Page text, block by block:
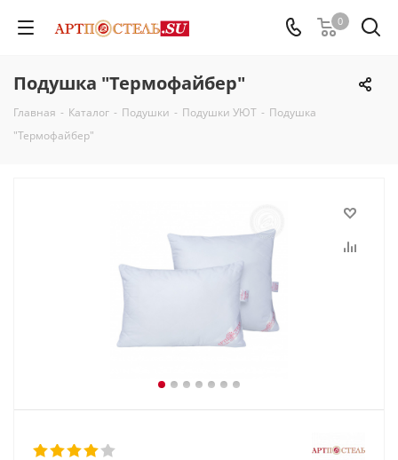
0
Подушка "Термофайбер"
Главная - Каталог - Подушки - Подушки УЮТ - Подушка
"Термофайбер"